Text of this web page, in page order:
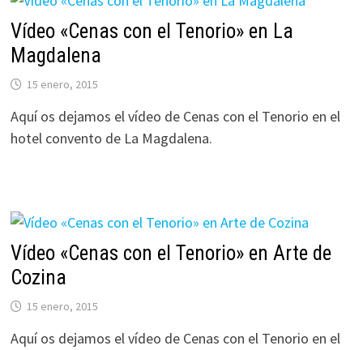
Vídeo «Cenas con el Tenorio» en La
Magdalena
15 enero, 2015
Aquí os dejamos el vídeo de Cenas con el Tenorio en el
hotel convento de La Magdalena.
Vídeo «Cenas con el Tenorio» en Arte de
Cozina
15 enero, 2015
Aquí os dejamos el vídeo de Cenas con el Tenorio en el